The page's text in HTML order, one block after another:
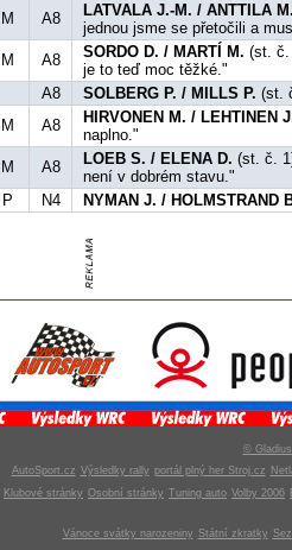
M A8 LATVALA J.-M. / ANTTILA M.
jednou jsme se přetočili a
M A8 SORDO D. / MARTÍ M. (st. č.
je to teď moc těžké."
A8 SOLBERG P. / MILLS P. (st.
M A8 HIRVONEN M. / LEHTINEN
naplno."
M A8 LOEB S. / ELENA D. (st. č.
není v dobrém stavu."
P N4 NYMAN J. / HOLMSTRAND
©
AutoSport.cz Výsledky rally portál plný her Stroj.cz
Klubové stránky Osobní stránky Tuning auto Volby 2006
Vánoce svátky narozeniny Státní zkratky